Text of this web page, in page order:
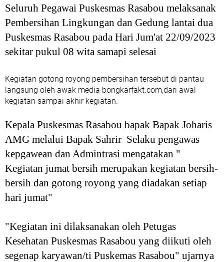
Seluruh Pegawai Puskesmas Rasabou melaksanak
Pembersihan Lingkungan dan Gedung lantai dua
Puskesmas Rasabou pada Hari Jum'at 22/09/2023
sekitar pukul 08 wita samapi selesai
Kegiatan gotong royong pembersihan tersebut di pantau
langsung oleh awak media bongkarfakt.com,dari awal
kegiatan sampai akhir kegiatan.
Kepala Puskesmas Rasabou bapak Bapak Joharis
AMG melalui Bapak Sahrir Selaku pengawas
kepgawean dan Admintrasi mengatakan "
Kegiatan jumat bersih merupakan kegiatan bersih-
bersih dan gotong royong yang diadakan setiap
hari jumat"
"Kegiatan ini dilaksanakan oleh Petugas
Kesehatan Puskesmas Rasabou yang diikuti oleh
segenap karyawan/ti Puskemas Rasabou" ujarnya